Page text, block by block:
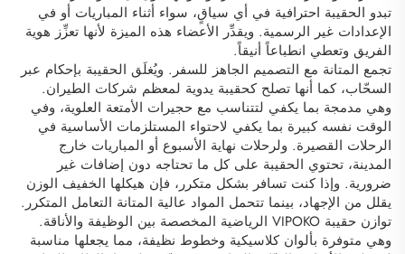
تبدو الحقيبة احترافية في أي سياقٍ، سواء أثناء المباريات أو في
الإعدادات غير الرسمية. ويقدِّر الأعضاء هذه الميزة لأنها تعزِّز هوية
الفريق وتعطي انطباعاً أنيقاً.
تجمع المتانة مع التصميم الجاهز للسفر. ويُغلَق الحقيبة بإحكام عبر
السحّاب، كما أنها تصلح كحقيبة يدوية لمعظم شركات الطيران.
وهي مدمجة بما يكفي لتتناسب مع حجيرات الأمتعة العلوية، وفي
الوقت نفسه كبيرة بما يكفي لاحتواء المستلزمات الأساسية في
الرحلات القصيرة. ولرحلات نهاية الأسبوع أو المباريات خارج
المدينة، تحتوي الحقيبة على كل ما تحتاجه دون إضافات غير
ضرورية. وإذا كنت تسافر بشكل متكرر، فإن هيكلها الخفيف الوزن
يقلل من الإجهاد، بينما تتحمل المواد عالية المتانة التعامل المتكرر.
توازن حقيبة VIPOKO الرياضية المخصصة بين الوظيفة والأناقة.
وهي متوفرة بألوان كلاسيكية وخطوط نظيفة، مما يجعلها مناسبة